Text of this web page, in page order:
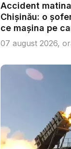
Accident
Chișinău: o
ce mașina pe
răsturn...
07 august 2026,